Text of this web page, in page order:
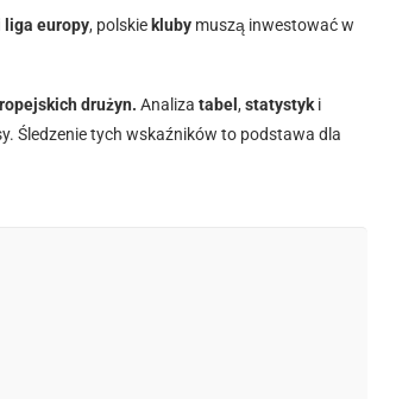
liga europy, polskie kluby muszą inwestować w
drużyn. Analiza tabel , statystyki
Śledzenie tych wskaźników to podstawa dla